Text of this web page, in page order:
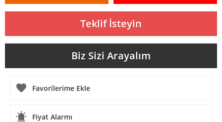
Teklif İsteyin
Biz Sizi Arayalım
Fiyat Alarmı